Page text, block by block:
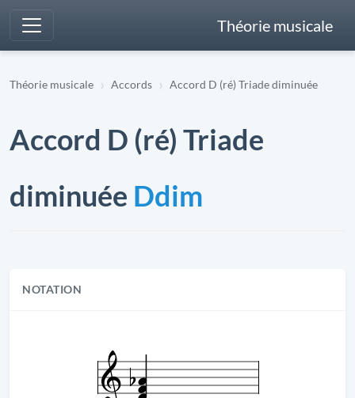
Théorie musicale
Théorie musicale Accords Accord D (ré) Triade diminuée
Accord D (ré) Triade
diminuée Ddim
NOTATION